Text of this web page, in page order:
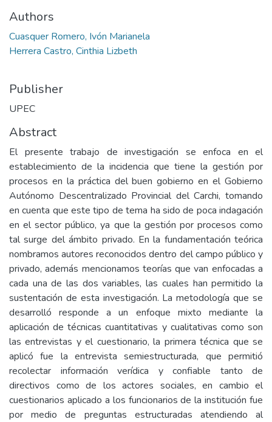
Authors
Cuasquer Romero, Ivón Marianela
Herrera Castro, Cinthia Lizbeth
Publisher
UPEC
Abstract
El presente trabajo de investigación se enfoca en el
establecimiento de la incidencia que tiene la gestión por
procesos en la práctica del buen gobierno en el Gobierno
Autónomo Descentralizado Provincial del Carchi, tomando
en cuenta que este tipo de tema ha sido de poca indagación
en el sector público, ya que la gestión por procesos como
tal surge del ámbito privado. En la fundamentación teórica
nombramos autores reconocidos dentro del campo público y
privado, además mencionamos teorías que van enfocadas a
cada una de las dos variables, las cuales han permitido la
sustentación de esta investigación. La metodología que se
desarrolló responde a un enfoque mixto mediante la
aplicación de técnicas cuantitativas y cualitativas como son
las entrevistas y el cuestionario, la primera técnica que se
aplicó fue la entrevista semiestructurada, que permitió
recolectar información verídica y confiable tanto de
directivos como de los actores sociales, en cambio el
cuestionarios aplicado a los funcionarios de la institución fue
por medio de preguntas estructuradas atendiendo al